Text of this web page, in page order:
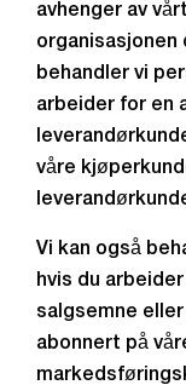
avhenger av
behandler vi
arbeider for en
våre
Vi kan også
hvis du
salgsemne
abonnert på